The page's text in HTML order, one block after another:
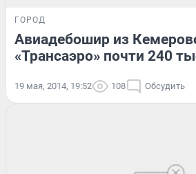
ГОРОД
Авиадебошир из
«Трансаэро» почти 240
19 мая, 2014, 19:52 108 Обсудить